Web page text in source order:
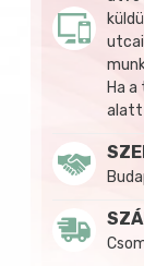
Ha
alatt